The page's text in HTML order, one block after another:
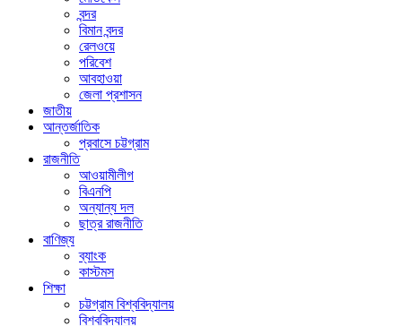
বন্দর
বিমান বন্দর
রেলওয়ে
পরিবেশ
আবহাওয়া
জেলা প্রশাসন
জাতীয়
আন্তর্জাতিক
প্রবাসে চট্টগ্রাম
রাজনীতি
আওয়ামীলীগ
বিএনপি
অন্যান্য দল
ছাত্র রাজনীতি
বাণিজ্য
ব্যাংক
কাস্টমস
শিক্ষা
চট্টগ্রাম বিশ্ববিদ্যালয়
বিশ্ববিদ্যালয়